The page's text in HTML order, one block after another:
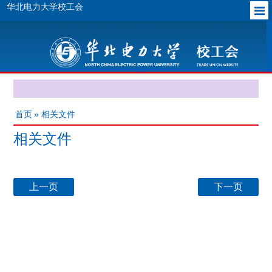
华北电力大学校工会
首页 » 相关文件
相关文件
上一页 下一页